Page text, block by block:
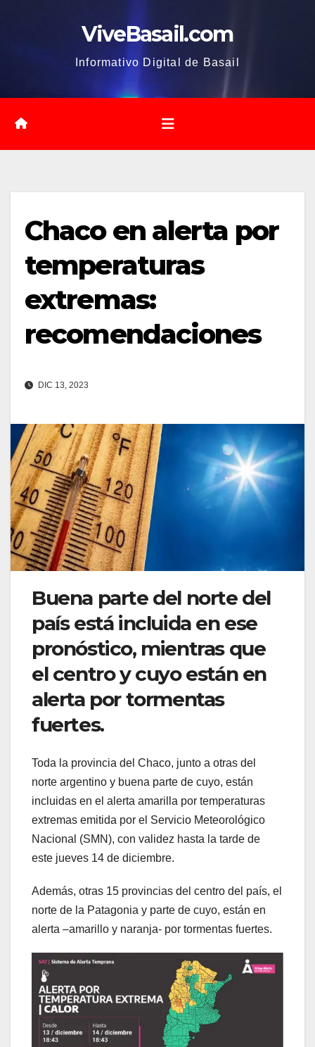
ViveBasail.com
Informativo Digital de Basail
Chaco en alerta por
temperaturas
extremas:
recomendaciones
DIC 13, 2023
Buena parte del norte del
país está incluida en ese
pronóstico, mientras que
el centro y cuyo están en
alerta por tormentas
fuertes.
Toda la provincia del Chaco, junto a otras del
norte argentino y buena parte de cuyo, están
incluidas en el alerta amarilla por temperaturas
extremas emitida por el Servicio Meteorológico
Nacional (SMN), con validez hasta la tarde de
este jueves 14 de diciembre.
Además, otras 15 provincias del centro del país, el
norte de la Patagonia y parte de cuyo, están en
alerta –amarillo y naranja- por tormentas fuertes.